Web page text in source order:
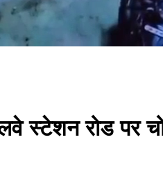
स्टेशन रोड पर